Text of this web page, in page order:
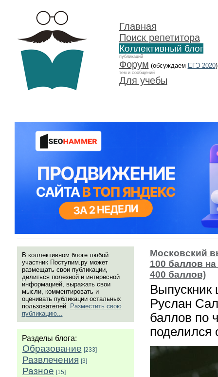
Главная
Поиск репетитора
Коллективный блог
публикаций
Форум (обсуждаем ЕГЭ 2020)
тем и сообщений
Для учебы
В коллективном блоге любой
участник Поступим.ру может
размещать свои публикации,
делиться полезной и интересной
информацией, выражать свои
мысли, комментировать и
оценивать публикации остальных
пользователей. Разместить свою
публикацию...
Разделы блога:
Образование [233]
Развлечения [3]
Разное [15]
Московский
100 баллов
400 баллов)
Руслан
баллов по
поделился